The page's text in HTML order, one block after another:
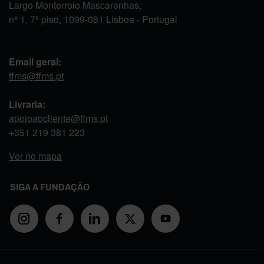
Largo Monterroio Mascarenhas,
nº 1, 7º piso, 1099-081 Lisboa - Portugal
Email geral:
ffms@ffms.pt
Livraria:
apoioaocliente@ffms.pt
+351 219 381 223
Ver no mapa
SIGA A FUNDAÇÃO